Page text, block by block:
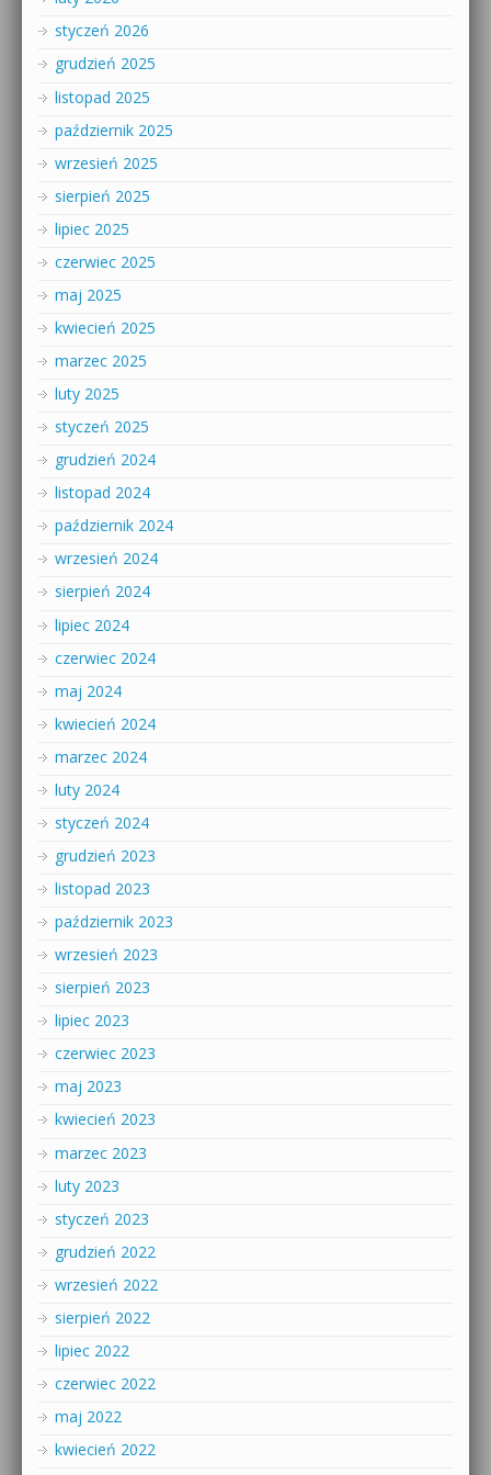
styczeń 2026
grudzień 2025
listopad 2025
październik 2025
wrzesień 2025
sierpień 2025
lipiec 2025
czerwiec 2025
maj 2025
kwiecień 2025
marzec 2025
luty 2025
styczeń 2025
grudzień 2024
listopad 2024
październik 2024
wrzesień 2024
sierpień 2024
lipiec 2024
czerwiec 2024
maj 2024
kwiecień 2024
marzec 2024
luty 2024
styczeń 2024
grudzień 2023
listopad 2023
październik 2023
wrzesień 2023
sierpień 2023
lipiec 2023
czerwiec 2023
maj 2023
kwiecień 2023
marzec 2023
luty 2023
styczeń 2023
grudzień 2022
wrzesień 2022
sierpień 2022
lipiec 2022
czerwiec 2022
maj 2022
kwiecień 2022